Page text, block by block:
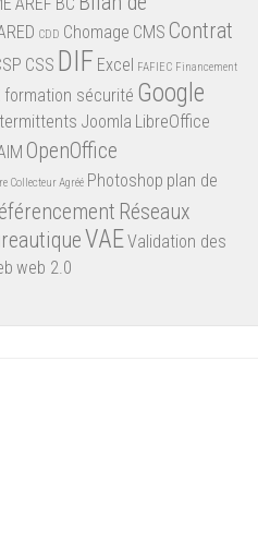
CDD Chomage CMS Contrat
CSS DIF Excel FAFIEC Financement
formation sécurité Google
Joomla LibreOffice
OpenOffice
Collecteur Agréé Photoshop plan de
Réseaux
VAEValidation des
web 2.0